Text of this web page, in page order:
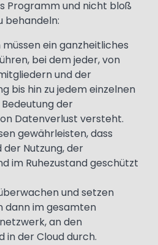
Programm und nicht bloß
behandeln:
ein ganzheitliches
bei dem jeder, von
und der
bis hin zu jedem einzelnen
der
Datenverlust versteht.
gewährleisten, dass
Nutzung, der
im Ruhezustand geschützt
und setzen
dann im gesamten
an den
in der Cloud durch.